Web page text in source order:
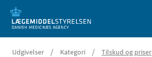
Udgivelser / Kategori / Tilskud og priser